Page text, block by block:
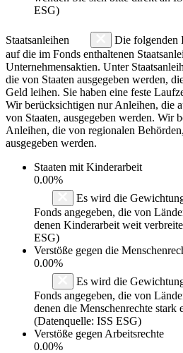
ESG)
Staatsanleihen
Die folgenden
auf die im Fonds enthaltenen
Unternehmensaktien. Unter
die von Staaten ausgegeben werden,
Geld leihen. Sie haben eine feste
Wir berücksichtigen nur Anleihen, die
von Staaten, ausgegeben werden. Wir
Anleihen, die von regionalen
ausgegeben werden.
Staaten mit Kinderarbeit
0.00%
Es wird die
Fonds angegeben, die von
denen Kinderarbeit weit
ESG)
Verstöße gegen die
0.00%
Es wird die
Fonds angegeben, die von
denen die Menschenrechte stark
(Datenquelle: ISS ESG)
Verstöße gegen Arbeitsrechte
0.00%